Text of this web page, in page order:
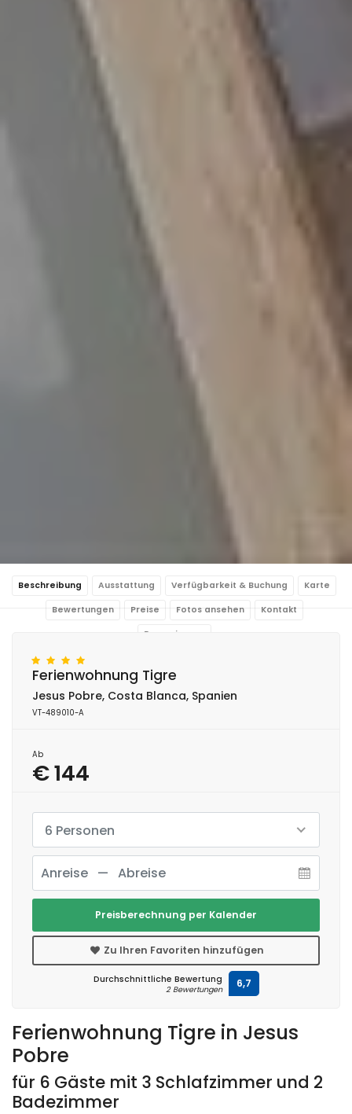
Beschreibung Ausstattung Verfügbarkeit & Buchung Karte
Bewertungen Preise Fotos ansehen Kontakt
Reservierung
Ferienwohnung Tigre in Jesus
Pobre
für 6 Gäste mit 3 Schlafzimmer und 2
Badezimmer
Ferienwohnung Tigre
Jesus Pobre, Costa Blanca, Spanien
VT-489010-A
Ab
€ 144
6 Personen
Preisberechnung per Kalender
Zu Ihren Favoriten hinzufügen
Durchschnittliche Bewertung
2 Bewertungen 6,7